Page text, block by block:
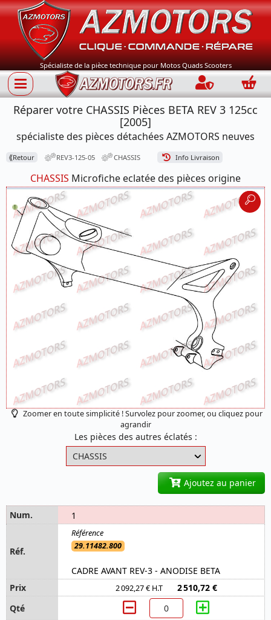
Spécialiste de la pièce technique pour Motos Quads Scooters
Connection
Réparer votre CHASSIS Pièces BETA REV 3 125cc
[2005]
spécialiste des pièces détachées AZMOTORS neuves
⟪Retour REV3-125-05 CHASSIS Info Livraison
CHASSIS Microfiche eclatée des pièces origine
Zoomer en toute simplicité ! Survolez pour zoomer, ou cliquez pour
agrandir
Les pièces des autres éclatés :
Ajoutez au panier
1
29.11482.800
CADRE AVANT REV-3 - ANODISE BETA
2 092,27 € H.T 2 510,72 €